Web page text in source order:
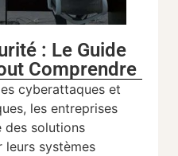
: Le Guide
Comprendre
cyberattaques et
les entreprises
des solutions
leurs systèmes